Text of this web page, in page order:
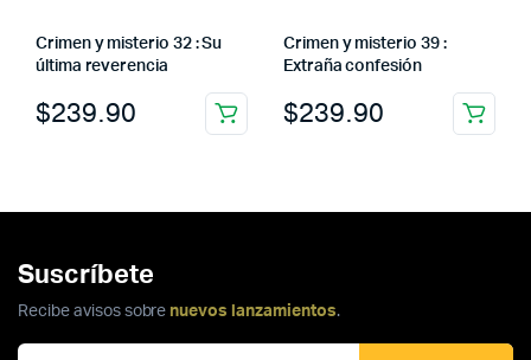
Crimen y misterio 32 : Su
última reverencia
$239.90
Crimen y misterio 39 :
Extraña confesión
$239.90
Suscríbete
Recibe avisos sobre nuevos lanzamientos.